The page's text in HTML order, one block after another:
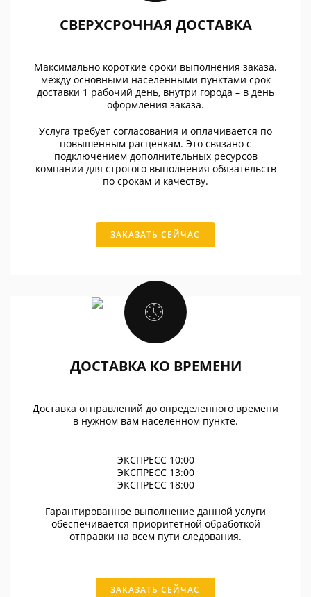
СВЕРХСРОЧНАЯ ДОСТАВКА
Максимально короткие сроки выполнения заказа.
между основными населенными пунктами срок
доставки 1 рабочий день, внутри города – в день
оформления заказа.
Услуга требует согласования и оплачивается по
повышенным расценкам. Это связано с
подключением дополнительных ресурсов
компании для строгого выполнения обязательств
по срокам и качеству.
ЗАКАЗАТЬ СЕЙЧАС
ДОСТАВКА КО ВРЕМЕНИ
Доставка отправлений до определенного времени
в нужном вам населенном пункте.
ЭКСПРЕСС 10:00
ЭКСПРЕСС 13:00
ЭКСПРЕСС 18:00
Гарантированное выполнение данной услуги
обеспечивается приоритетной обработкой
отправки на всем пути следования.
ЗАКАЗАТЬ СЕЙЧАС